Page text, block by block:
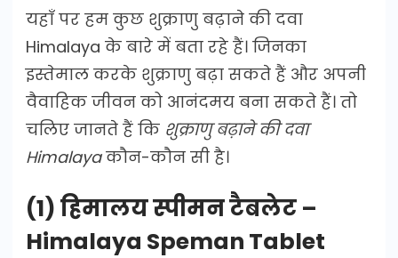
यहाँ पर हम कुछ शुक्राणु बढ़ाने की दवा
Himalaya के बारे में बता रहे हैं। जिनका
इस्तेमाल करके शुक्राणु बढ़ा सकते हैं और अपनी
वैवाहिक जीवन को आनंदमय बना सकते हैं। तो
चलिए जानते हैं कि शुक्राणु बढ़ाने की दवा
Himalayaकौन-कौन सी है।
(1) हिमालय स्पीमन टैबलेट –
Himalaya Speman Tablet